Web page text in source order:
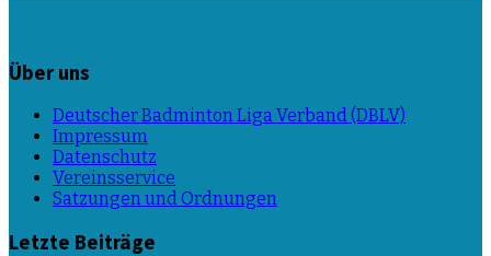
Über uns
Deutscher Badminton Liga Verband (DBLV)
Impressum
Datenschutz
Vereinsservice
Satzungen und Ordnungen
Letzte Beiträge